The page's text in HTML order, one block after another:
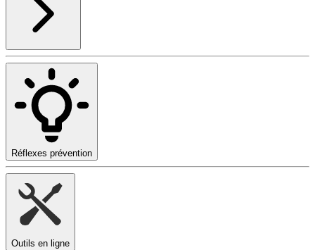
Réflexes prévention
Outils en ligne